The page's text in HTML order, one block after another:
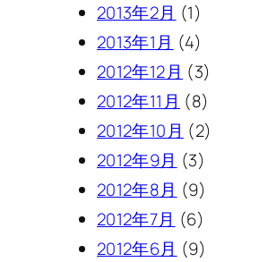
2013年2月 (1)
2013年1月 (4)
2012年12月 (3)
2012年11月 (8)
2012年10月 (2)
2012年9月 (3)
2012年8月 (9)
2012年7月 (6)
2012年6月 (9)